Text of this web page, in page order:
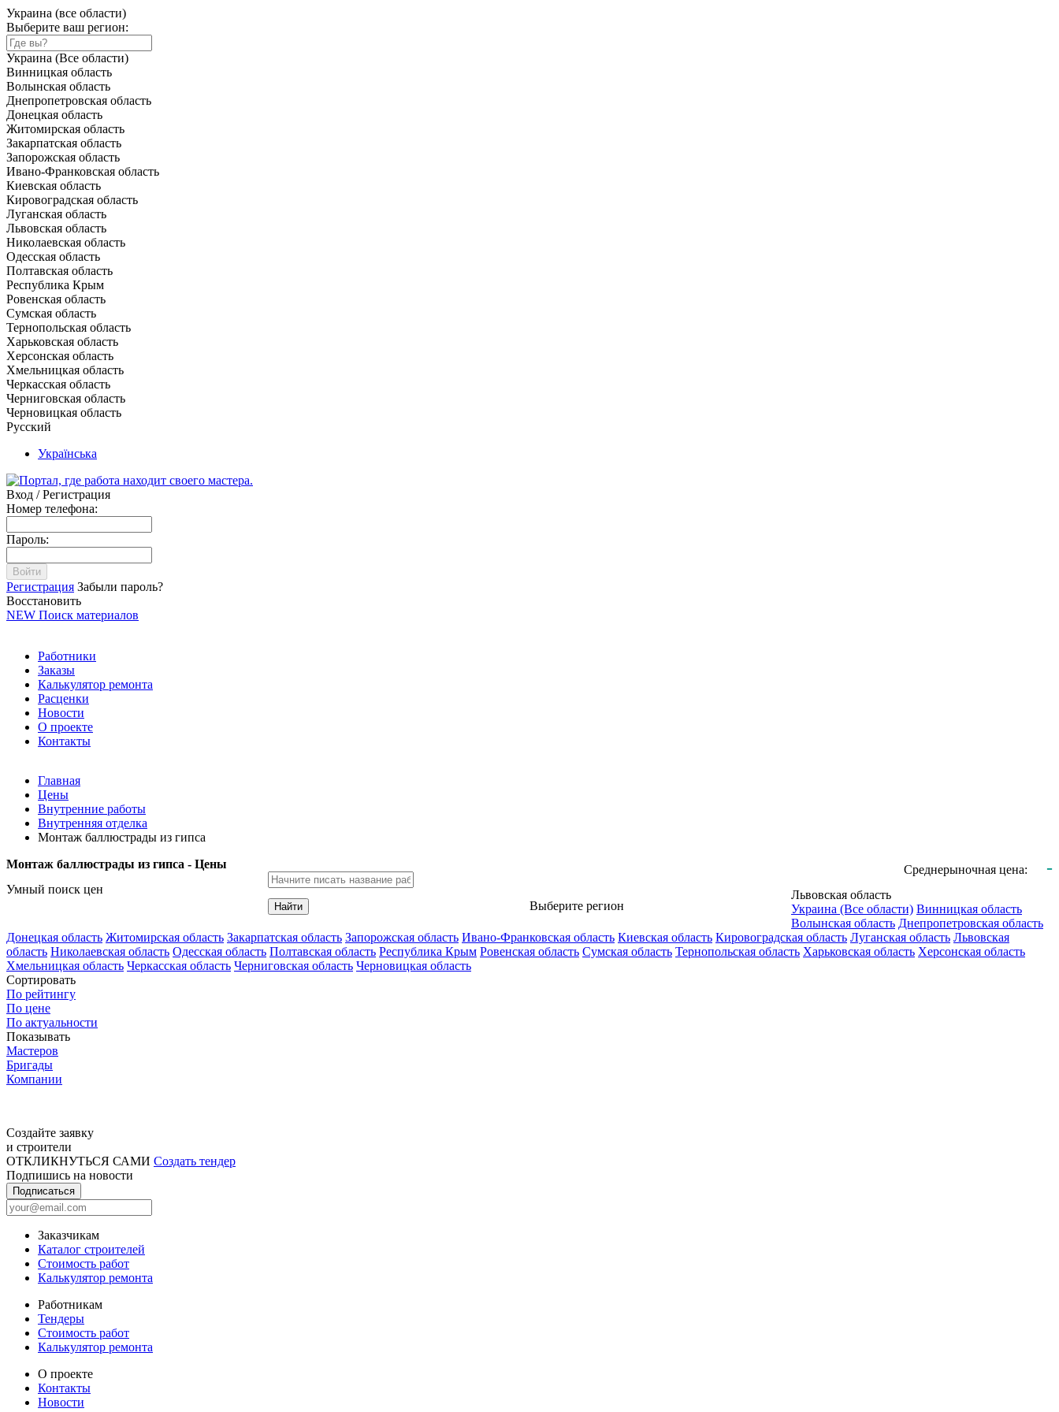
Украина (все области)
Выберите ваш регион:
Украина (Все области)
Винницкая область
Волынская область
Днепропетровская область
Донецкая область
Житомирская область
Закарпатская область
Запорожская область
Ивано-Франковская область
Киевская область
Кировоградская область
Луганская область
Львовская область
Николаевская область
Одесская область
Полтавская область
Республика Крым
Ровенская область
Сумская область
Тернопольская область
Харьковская область
Херсонская область
Хмельницкая область
Черкасская область
Черниговская область
Черновицкая область
Русский
Українська
Вход / Регистрация
Номер телефона:
Пароль:
Войти
Регистрация Забыли пароль?
Восстановить
NEW Поиск материалов
Работники
Заказы
Калькулятор ремонта
Расценки
Новости
О проекте
Контакты
Главная
Цены
Внутренние работы
Внутренняя отделка
Монтаж баллюстрады из гипса
Монтаж баллюстрады из гипса - Цены
Среднерыночная цена: -
Умный поиск цен
Найти Выберите регион
Львовская область
Украина (Все области) Винницкая область
Волынская область Днепропетровская область
Донецкая область Житомирская область Закарпатская область Запорожская область Ивано-Франковская область Киевская область Кировоградская область Луганская область Львовская
область Николаевская область Одесская область Полтавская область Республика Крым Ровенская область Сумская область Тернопольская область Харьковская область Херсонская область
Хмельницкая область Черкасская область Черниговская область Черновицкая область
Сортировать
По рейтингу
По цене
По актуальности
Показывать
Мастеров
Бригады
Компании
Создайте заявку
и строители
ОТКЛИКНУТЬСЯ САМИ Создать тендер
Подпишись на новости
Подписаться
Заказчикам
Каталог строителей
Стоимость работ
Калькулятор ремонта
Работникам
Тендеры
Стоимость работ
Калькулятор ремонта
О проекте
Контакты
Новости